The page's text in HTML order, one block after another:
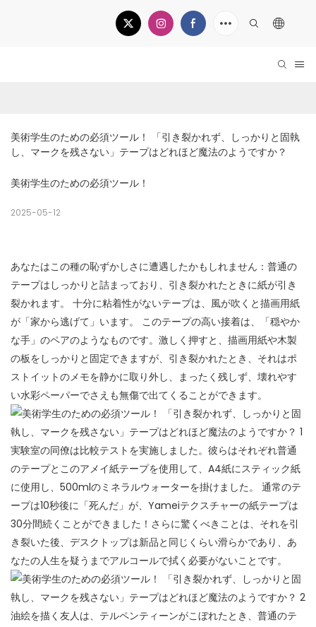
美術学生のための必須ツール！ 「引き裂かれず、しっかりと固執
し、マークを残さない」テープはどれほど魔法のようですか？
美術学生のための必須ツール！
2025-05-12
あなたはこの種の恥ずかしさに遭遇したかもしれません：普通の
テープはしっかりと詰まっており、引き裂かれたときに紙が引き
裂かれます。 十分に粘着性がないテープは、風が吹くと描画用紙
が「家から逃げて」います。 このテープの高い接着は、「穏やか
な手」のペアのようなものです。激しく押すと、描画用紙や木製
の板をしっかりと固定できますが、引き裂かれたとき、それはポ
ストイットのメモを静かに取り外し、まったく残しず、壊れやす
い水彩ペーパーでさえも無傷で出てくることができます。
実験室の同僚は比較テストを実施しました。彼らはそれぞれ普通
のテープとこのアメイ紙テープを使用して、A4紙にスティック紙
に使用し、500mlのミネラルウォーターを掛けました。 通常のテ
ープは10秒後に「死んだ」が、Yameiテクスチャーの紙テープは
30分間続くことができました！さらに驚くべきことは、それを引
き裂いた後、デスクトップは新品と同じくらい滑らかであり、あ
なたの人生を疑うまでアルコールで拭く必要がないことです。
油絵を描く友人は、テルペンティーンがこぼれたとき、普通のテ